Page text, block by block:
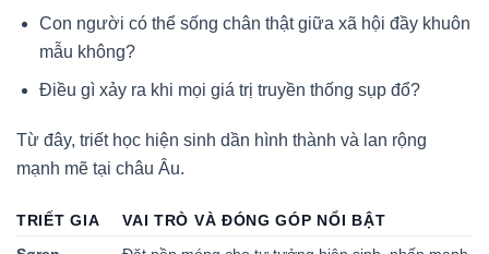
Con người có thể sống chân thật giữa xã hội đầy khuôn
mẫu không?
Điều gì xảy ra khi mọi giá trị truyền thống sụp đổ?
Từ đây, triết học hiện sinh dần hình thành và lan rộng
mạnh mẽ tại châu Âu.
TRIẾT GIA
VAI TRÒ VÀ ĐÓNG GÓP NỔI BẬT